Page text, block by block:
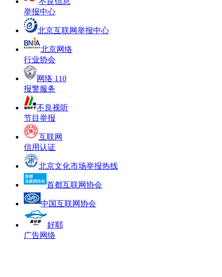
举报中心
北京互联网举报中心
北京网络
行业协会
网络 110
报警服务
不良视听
节目举报
互联网
信用认证
北京文化市场举报热线
首都互联网协会
中国互联网协会
好耶
广告网络